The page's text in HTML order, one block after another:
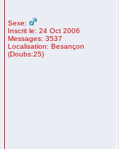
Sexe:
Inscrit le: 24 Oct 2006
Messages: 3537
Localisation: Besançon
(Doubs:25)